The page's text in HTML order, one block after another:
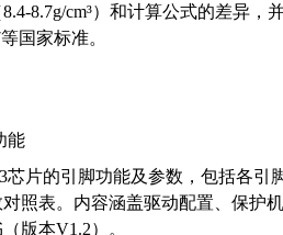
8.7g/cm³）和计算公式的差异
国家标准。
能
芯片的引脚功能及参数，包括各
照表。内容涵盖驱动配置、保护
版本V1.2）。